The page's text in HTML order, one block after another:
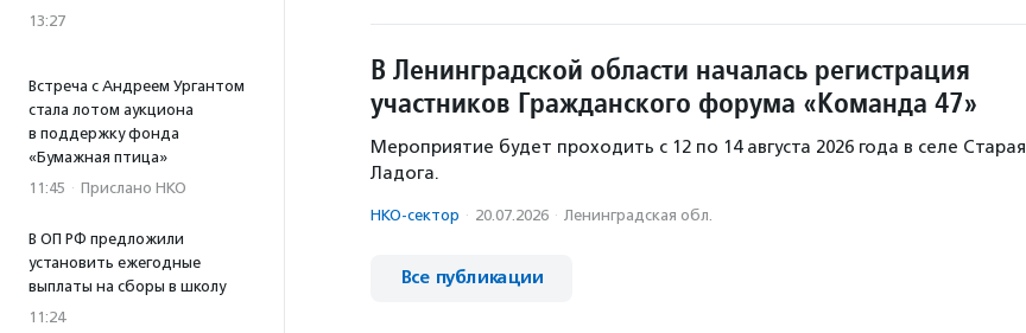
13:27
Встреча с Андреем Ургантом
стала лотом аукциона
в поддержку фонда
«Бумажная птица»
11:45 · Прислано НКО
В ОП РФ предложили
установить ежегодные
выплаты на сборы в школу
11:24
В Ленинградской области началась регистрация
участников Гражданского форума «Команда 47»
Мероприятие будет проходить с 12 по 14 августа 2026 года в селе Старая
Ладога.
НКО-сектор · 20.07.2026 · Ленинградская обл.
Все публикации